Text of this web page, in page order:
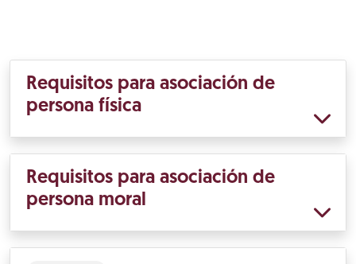
Requisitos para asociación de
persona física
Requisitos para asociación de
persona moral